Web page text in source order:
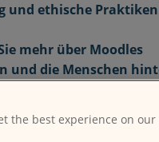
und ethische
mehr über Moodles
und die Menschen
Moodle und erfahren
the best experience on